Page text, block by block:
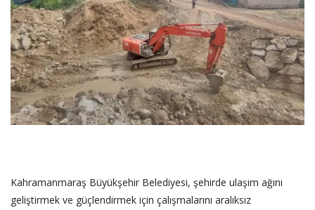
OTURUM AÇ
KAYIT
Kahramanmaraş Büyükşehir Belediyesi, şehirde ulaşım ağını
geliştirmek ve güçlendirmek için çalışmalarını aralıksız